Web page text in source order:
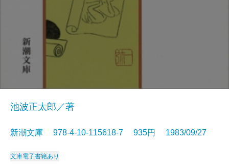
池波正太郎／著
新潮文庫 978-4-10-115618-7 935円 1983/09/27
文庫電子書籍あり